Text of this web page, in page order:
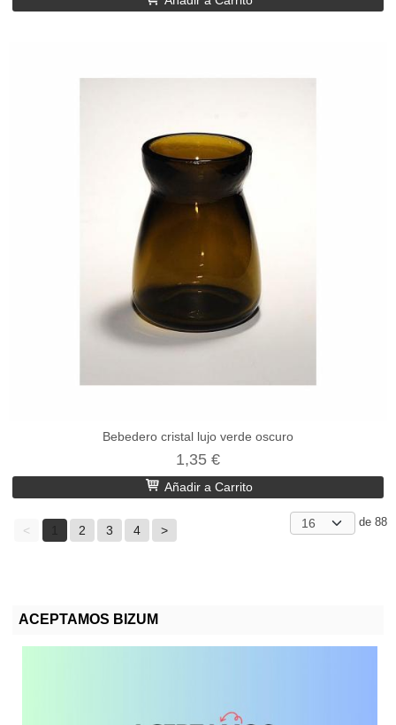
ACEPTAMOS BIZUM
Bebedero cristal lujo verde oscuro
1,35 €
Añadir a Carrito
< 2 3 4 >
de 88